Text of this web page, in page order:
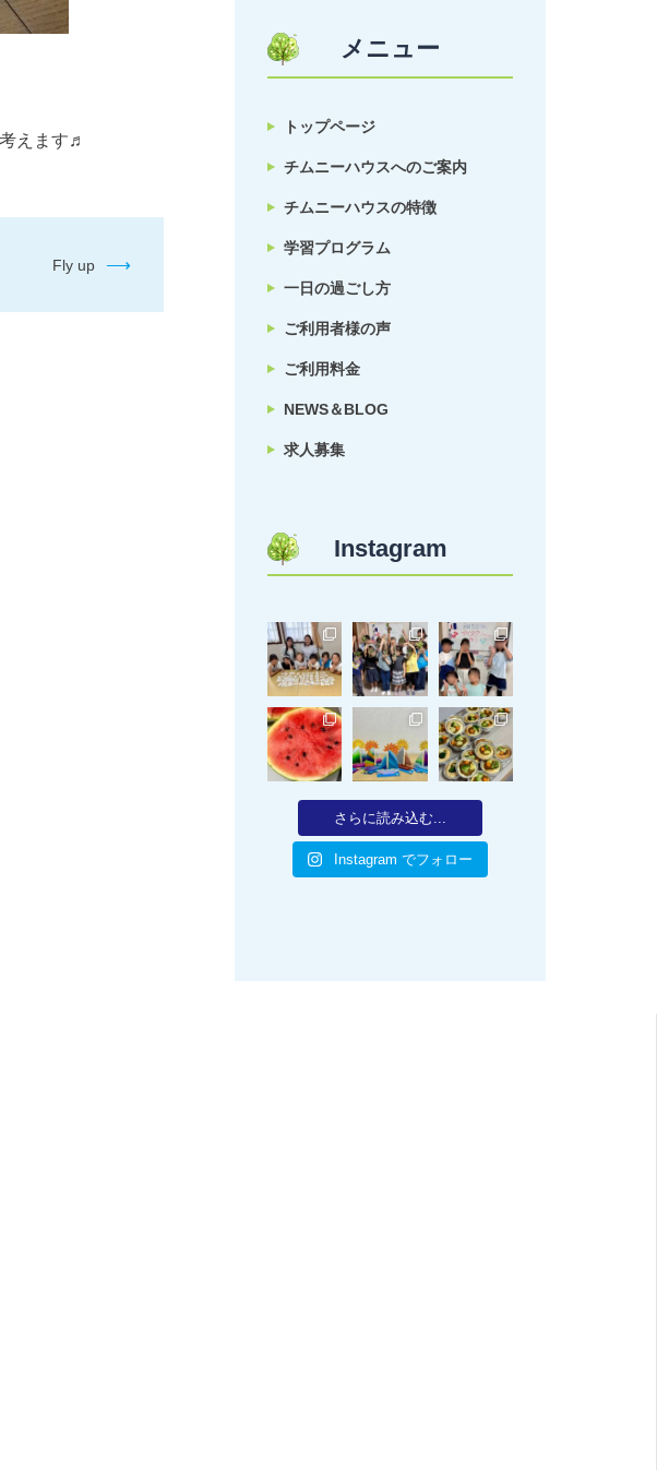
えます♬
Fly up ⟶
メニュー
トップページ
チムニーハウスへのご案内
チムニーハウスの特徴
学習プログラム
一日の過ごし方
ご利用者様の声
ご利用料金
NEWS＆BLOG
求人募集
Instagram
さらに読み込む...
Instagram でフォロー